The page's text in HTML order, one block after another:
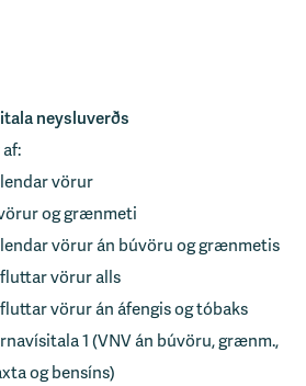
neysluverðs
af:
vörur
og grænmeti
vörur án búvöru og grænmetis
vörur alls
vörur án áfengis og tóbaks
1 (VNV án búvöru, grænm.,
og bensíns)